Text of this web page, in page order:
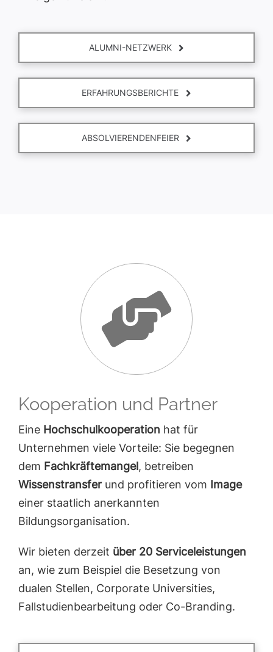
ALUMNI-NETZWERK
ERFAHRUNGSBERICHTE
ABSOLVIERENDENFEIER
Kooperation und Partner
Eine Hochschulkooperation hat für
Unternehmen viele Vorteile: Sie begegnen
dem Fachkräftemangel, betreiben
Wissenstransferund profitieren vom Image
einer staatlich anerkannten
Bildungsorganisation.
Wir bieten derzeit über 20Serviceleistungen
an, wie zum Beispiel die Besetzung von
dualen Stellen, Corporate Universities,
Fallstudienbearbeitung oder Co-Branding.